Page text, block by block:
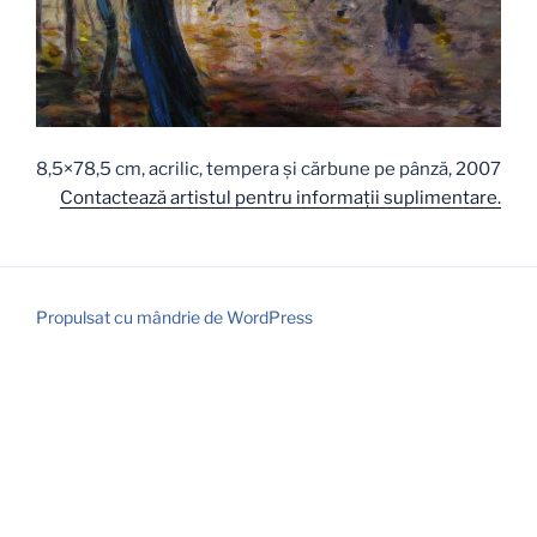
8,5×78,5 cm, acrilic, tempera și cărbune pe pânză, 2007
Contactează artistul pentru informaţii suplimentare.
Propulsat cu mândrie de WordPress